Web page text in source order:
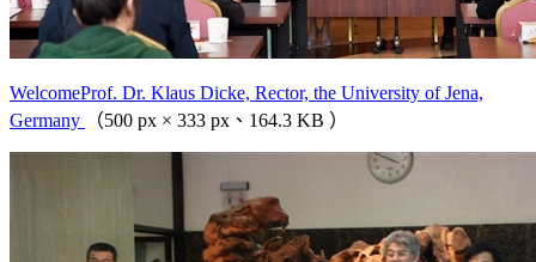
WelcomeProf. Dr. Klaus Dicke, Rector, the University of Jena,
Germany
（500 px × 333 px、164.3 KB ）